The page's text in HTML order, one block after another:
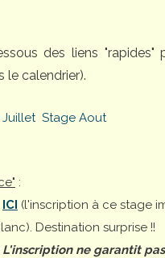
des liens
le calendrier).
Stage Aout
:
ICI (l'inscription à ce stage
Destination surprise !!
ne garantit